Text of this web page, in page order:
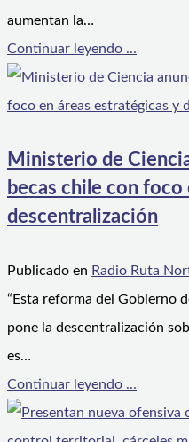
aumentan la…
Continuar leyendo ...
Ministerio de
becas chile con
descentralización
Publicado en Radio Ruta
“Esta reforma del Gobierno
pone la descentralización
es…
Continuar leyendo ...